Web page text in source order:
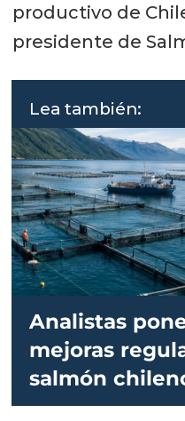
productivo de
presidente de
Lea también:
Analistas
mejoras
salmón
verse”